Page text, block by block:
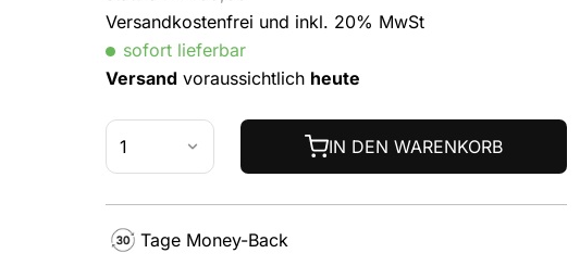
Versandkostenfrei und inkl. 20% MwSt
sofort lieferbar
Versand voraussichtlich heute
IN DEN WARENKORB
Tage Money-Back